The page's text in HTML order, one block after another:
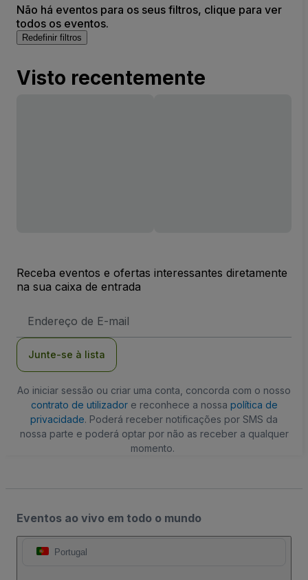
Não há eventos para os seus filtros, clique para ver
todos os eventos.
Redefinir filtros
Visto recentemente
Receba eventos e ofertas interessantes diretamente
na sua caixa de entrada
de
Junte-se à lista
Ao iniciar sessão ou criar uma conta, concorda com o nosso
contrato de utilizadore reconhece a nossa política de
privacidade. Poderá receber notificações por SMS da
nossa parte e poderá optar por não as receber a qualquer
momento.
Eventos ao vivo em todo o mundo
Portugal